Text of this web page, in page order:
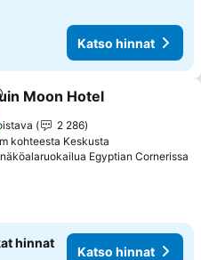
Katso hinnat
suosikkeihin
Moon Hotel
2 286
kohteesta Keskusta
Egyptian Cornerissa
hinnat
Katso hinnat